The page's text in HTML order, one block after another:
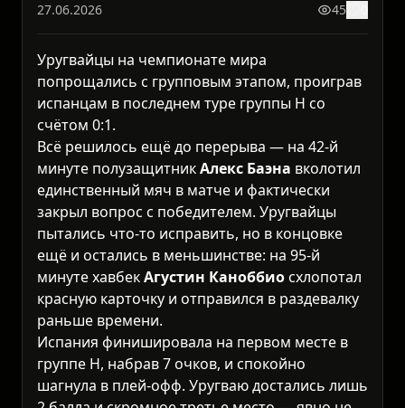
27.06.2026 45
Уругвайцы на чемпионате мира
попрощались с групповым этапом, проиграв
испанцам в последнем туре группы H со
счётом 0:1.
Всё решилось ещё до перерыва — на 42-й
минуте полузащитникАлекс Баэна вколотил
единственный мяч в матче и фактически
закрыл вопрос с победителем. Уругвайцы
пытались что-то исправить, но в концовке
ещё и остались в меньшинстве: на 95-й
минуте хавбекАгустин Каноббиосхлопотал
красную карточку и отправился в раздевалку
раньше времени.
Испания финишировала на первом месте в
группе H, набрав 7 очков, и спокойно
шагнула в плей-офф. Уругваю достались лишь